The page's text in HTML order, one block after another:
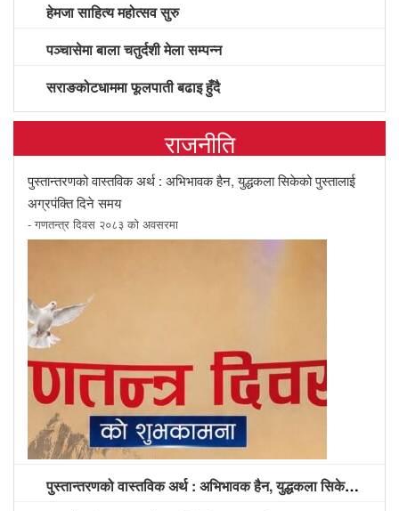
हेमजा साहित्य महोत्सव सुरु
पञ्चासेमा बाला चतुर्दशी मेला सम्पन्न
सराङकोटधाममा फूलपाती बढाइ हुँदै
राजनीति
पुस्तान्तरणको वास्तविक अर्थ : अभिभावक हैन, युद्धकला सिकेको पुस्तालाई
अग्रपंक्ति दिने समय
- गणतन्त्र दिवस २०८३ को अवसरमा
पुस्तान्तरणको वास्तविक अर्थ : अभिभावक हैन, युद्धकला सिकेको पुस्तालाई अग्रपंक्ति दिने समय